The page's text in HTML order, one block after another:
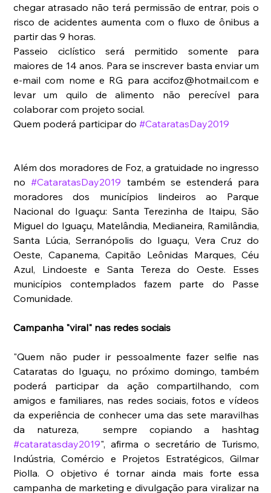
chegar atrasado não terá permissão de entrar, pois o
risco de acidentes aumenta com o fluxo de ônibus a
partir das 9 horas.
Passeio ciclístico será permitido somente para
maiores de 14 anos. Para se inscrever basta enviar um
e-mail com nome e RG para accifoz@hotmail.com e
levar um quilo de alimento não perecível para
colaborar com projeto social.
Quem poderá participar do #CataratasDay2019
Além dos moradores de Foz, a gratuidade no ingresso
no #CataratasDay2019 também se estenderá para
moradores dos municípios lindeiros ao Parque
Nacional do Iguaçu: Santa Terezinha de Itaipu, São
Miguel do Iguaçu, Matelândia, Medianeira, Ramilândia,
Santa Lúcia, Serranópolis do Iguaçu, Vera Cruz do
Oeste, Capanema, Capitão Leônidas Marques, Céu
Azul, Lindoeste e Santa Tereza do Oeste. Esses
municípios contemplados fazem parte do Passe
Comunidade.
Campanha "viral" nas redes sociais
"Quem não puder ir pessoalmente fazer selfie nas
Cataratas do Iguaçu, no próximo domingo, também
poderá participar da ação compartilhando, com
amigos e familiares, nas redes sociais, fotos e vídeos
da experiência de conhecer uma das sete maravilhas
#cataratasday2019", afirma o secretário de Turismo,
Indústria, Comércio e Projetos Estratégicos, Gilmar
Piolla. O objetivo é tornar ainda mais forte essa
campanha de marketing e divulgação para viralizar na